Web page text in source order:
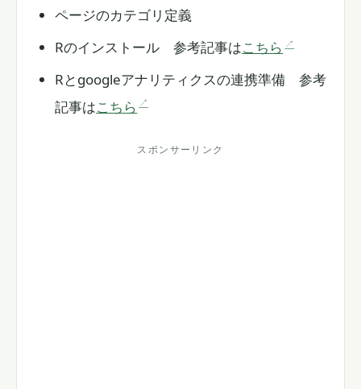
ページのカテゴリ定義
Rのインストール 参考記事はこちら
Rとgoogleアナリティクスの連携準備 参考
記事はこちら
スポンサーリンク